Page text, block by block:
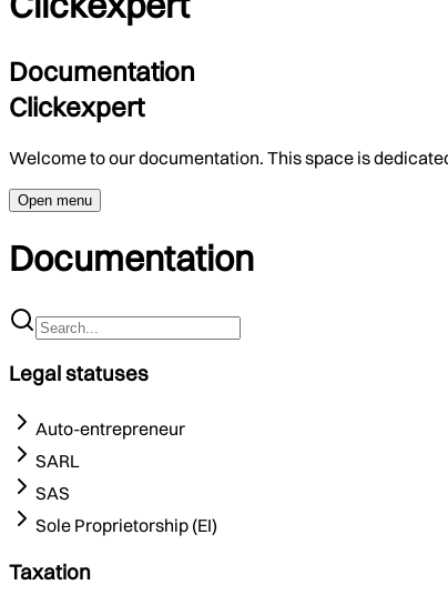
Documentation
Clickexpert
Welcome to our documentation. This space is
Open menu
Documentation
Legal statuses
Auto-entrepreneur
SARL
SAS
Sole Proprietorship (EI)
Taxation